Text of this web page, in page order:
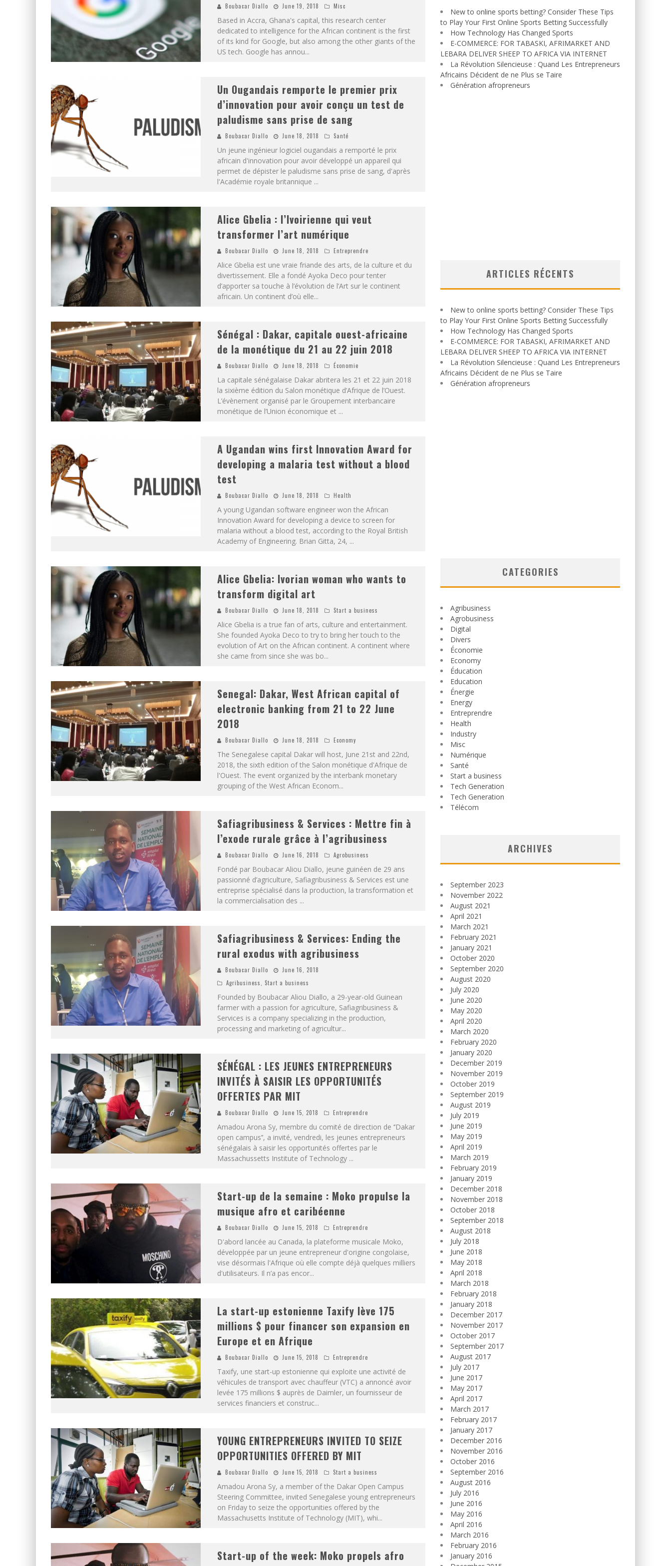
Boubacar Diallo June 19, 2018 Misc
Based in Accra, Ghana's capital, this research center
dedicated to intelligence for the African continent is the first
of its kind for Google, but also among the other giants of the
US tech. Google has annou...
Un Ougandais remporte le premier prix
d’innovation pour avoir conçu un test de
paludisme sans prise de sang
Boubacar Diallo June 18, 2018 Santé
Un jeune ingénieur logiciel ougandais a remporté le prix
africain d'innovation pour avoir développé un appareil qui
permet de dépister le paludisme sans prise de sang, d'après
l'Académie royale britannique ...
Alice Gbelia : l’Ivoirienne qui veut
transformer l’art numérique
Boubacar Diallo June 18, 2018 Entreprendre
Alice Gbelia est une vraie friande des arts, de la culture et du
divertissement. Elle a fondé Ayoka Deco pour tenter
d’apporter sa touche à l’évolution de l’Art sur le continent
africain. Un continent d’où elle...
Sénégal : Dakar, capitale ouest-africaine
de la monétique du 21 au 22 juin 2018
Boubacar Diallo June 18, 2018 Économie
La capitale sénégalaise Dakar abritera les 21 et 22 juin 2018
la sixième édition du Salon monétique d’Afrique de l’Ouest.
L’évènement organisé par le Groupement interbancaire
monétique de l’Union économique et ...
A Ugandan wins first Innovation Award for
developing a malaria test without a blood
test
Boubacar Diallo June 18, 2018 Health
A young Ugandan software engineer won the African
Innovation Award for developing a device to screen for
malaria without a blood test, according to the Royal British
Academy of Engineering. Brian Gitta, 24, ...
Alice Gbelia: Ivorian woman who wants to
transform digital art
Boubacar Diallo June 18, 2018 Start a business
Alice Gbelia is a true fan of arts, culture and entertainment.
She founded Ayoka Deco to try to bring her touch to the
evolution of Art on the African continent. A continent where
she came from since she was bo...
Senegal: Dakar, West African capital of
electronic banking from 21 to 22 June
2018
Boubacar Diallo June 18, 2018 Economy
The Senegalese capital Dakar will host, June 21st and 22nd,
2018, the sixth edition of the Salon monétique d'Afrique de
l'Ouest. The event organized by the interbank monetary
grouping of the West African Econom...
Safiagribusiness & Services : Mettre fin à
l’exode rurale grâce à l’agribusiness
Boubacar Diallo June 16, 2018 Agrobusiness
Fondé par Boubacar Aliou Diallo, jeune guinéen de 29 ans
passionné d’agriculture, Safiagribusiness & Services est une
entreprise spécialisé dans la production, la transformation et
la commercialisation des ...
Safiagribusiness & Services: Ending the
rural exodus with agribusiness
Boubacar Diallo
June 16, 2018
Agribusiness
Start a business
Founded by Boubacar Aliou Diallo, a 29-year-old Guinean
farmer with a passion for agriculture, Safiagribusiness &
Services is a company specializing in the production,
processing and marketing of agricultur...
SÉNÉGAL : LES JEUNES ENTREPRENEURS
INVITÉS À SAISIR LES OPPORTUNITÉS
OFFERTES PAR MIT
Boubacar Diallo June 15, 2018 Entreprendre
Amadou Arona Sy, membre du comité de direction de ‘’Dakar
open campus’’, a invité, vendredi, les jeunes entrepreneurs
sénégalais à saisir les opportunités offertes par le
Massachussetts Institute of Technology ...
Start-up de la semaine : Moko propulse la
musique afro et caribéenne
Boubacar Diallo June 15, 2018 Entreprendre
D'abord lancée au Canada, la plateforme musicale Moko,
développée par un jeune entrepreneur d'origine congolaise,
vise désormais l'Afrique où elle compte déjà quelques milliers
d'utilisateurs. Il n’a pas encor...
La start-up estonienne Taxify lève 175
millions $ pour financer son expansion en
Europe et en Afrique
Boubacar Diallo June 15, 2018 Entreprendre
Taxify, une start-up estonienne qui exploite une activité de
véhicules de transport avec chauffeur (VTC) a annoncé avoir
levée 175 millions $ auprès de Daimler, un fournisseur de
services financiers et construc...
YOUNG ENTREPRENEURS INVITED TO SEIZE
OPPORTUNITIES OFFERED BY MIT
Boubacar Diallo June 15, 2018 Start a business
Amadou Arona Sy, a member of the Dakar Open Campus
Steering Committee, invited Senegalese young entrepreneurs
on Friday to seize the opportunities offered by the
Massachusetts Institute of Technology (MIT), whi...
Start-up of the week: Moko propels afro
New to online sports betting? Consider These Tips
to Play Your First Online Sports Betting Successfully
How Technology Has Changed Sports
E-COMMERCE: FOR TABASKI, AFRIMARKET AND
LEBARA DELIVER SHEEP TO AFRICA VIA INTERNET
La Révolution Silencieuse : Quand Les Entrepreneurs
Africains Décident de ne Plus se Taire
Génération afropreneurs
ARTICLES RÉCENTS
New to online sports betting? Consider These Tips
to Play Your First Online Sports Betting Successfully
How Technology Has Changed Sports
E-COMMERCE: FOR TABASKI, AFRIMARKET AND
LEBARA DELIVER SHEEP TO AFRICA VIA INTERNET
La Révolution Silencieuse : Quand Les Entrepreneurs
Africains Décident de ne Plus se Taire
Génération afropreneurs
CATEGORIES
Agribusiness
Agrobusiness
Digital
Divers
Économie
Economy
Éducation
Education
Énergie
Energy
Entreprendre
Health
Industry
Misc
Numérique
Santé
Start a business
Tech Generation
Tech Generation
Télécom
ARCHIVES
September 2023
November 2022
August 2021
April 2021
March 2021
February 2021
January 2021
October 2020
September 2020
August 2020
July 2020
June 2020
May 2020
April 2020
March 2020
February 2020
January 2020
December 2019
November 2019
October 2019
September 2019
August 2019
July 2019
June 2019
May 2019
April 2019
March 2019
February 2019
January 2019
December 2018
November 2018
October 2018
September 2018
August 2018
July 2018
June 2018
May 2018
April 2018
March 2018
February 2018
January 2018
December 2017
November 2017
October 2017
September 2017
August 2017
July 2017
June 2017
May 2017
April 2017
March 2017
February 2017
January 2017
December 2016
November 2016
October 2016
September 2016
August 2016
July 2016
June 2016
May 2016
April 2016
March 2016
February 2016
January 2016